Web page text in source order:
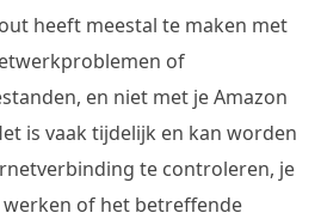
heeft meestal te maken met
of
en niet met je Amazon
is vaak tijdelijk en kan worden
te controleren, je
of het betreffende